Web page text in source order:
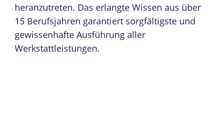
heranzutreten. Das erlangte Wissen aus über
15 Berufsjahren garantiert sorgfältigste und
gewissenhafte Ausführung aller
Werkstattleistungen.